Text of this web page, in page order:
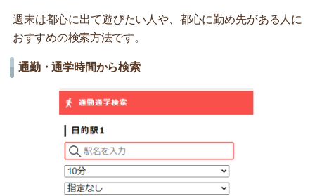
週末は都心に出て遊びたい人や、都心に勤め先がある人に
おすすめの検索方法です。
通勤・通学時間から検索